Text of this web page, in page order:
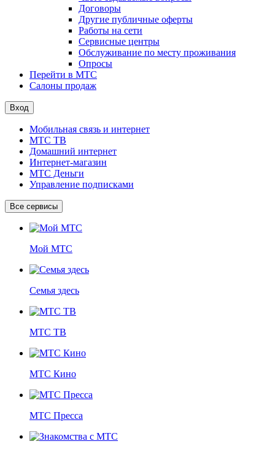
Договоры
Другие публичные оферты
Работы на сети
Сервисные центры
Обслуживание по месту проживания
Опросы
Перейти в МТС
Салоны продаж
Вход
Мобильная связь и интернет
МТС ТВ
Домашний интернет
Интернет-магазин
МТС Деньги
Управление подписками
Все сервисы
Мой МТС
Семья здесь
МТС ТВ
МТС Кино
МТС Пресса